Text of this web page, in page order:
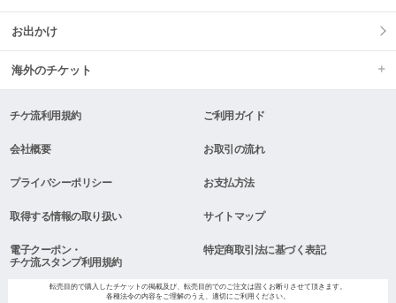
お出かけ
海外のチケット
チケ流利用規約 ご利用ガイド
会社概要 お取引の流れ
プライバシーポリシー お支払方法
取得する情報の取り扱い サイトマップ
電子クーポン・
チケ流スタンプ利用規約
特定商取引法に基づく表記
転売目的で購入したチケットの掲載及び、転売目的でのご注文は固くお断りさせて頂きます。
各種法令の内容をご理解のうえ、適切にご利用ください。